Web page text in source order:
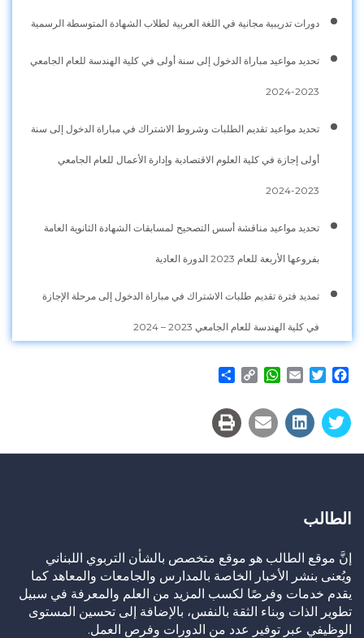
دورات تدريبية مجانية في اللغة العربية لطلاب الشهادة المتوسطة الرسمية
تحديد مواعيد مباراة الدخول إلى سنة أولى في كلية الهندسة للعام الجامعي
2023-2024
تحديد مواعيد تقديم الطلبات وشروط الاشتراك في مباراة الدخول إلى سنة
أولى إجازة في كلية العلوم الاقتصادية وإدارة الأعمال للعام الجامعي
2023-2024
تحديد مواعيد مناقشة أسس التصحيح لمسابقات الشهادة الثانوية العامة
بفروعها الأربعة للعام 2023 الدورة العادية
تمديد فترة تقديم طلبات الاشتراك في مباراة الدخول إلى مرحلة الإجازة
في كلية الهندسة للعام الجامعي 2023 – 2024
Facebook
Twitter
Email
WhatsApp
Copy
الطالب
إنَّ موقع الطالب هو موقع متخصص بالشأن التربوي اللبناني
ويُعنى بنشر الأخبار الخاصة بالمدارس والجامعات والمعاهد كما
يقدم خدمات وفرصًا لكسب المزيد من العلم والمعرفة في سبيل
تطوير الذات وبناء الثقة بالنفس، بالإضافة إلى تحسين المستوى
الوظيفي عبر توفير عدد من الدورات وفرص العمل.